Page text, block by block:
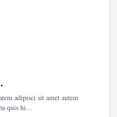
adipisci sit amet autem
quis hi...